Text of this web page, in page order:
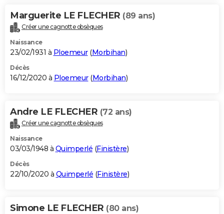
Marguerite LE FLECHER (89 ans)
Créer une cagnotte obsèques
Naissance
23/02/1931 à Ploemeur(Morbihan)
Décès
16/12/2020 à Ploemeur(Morbihan)
Andre LE FLECHER (72 ans)
Créer une cagnotte obsèques
Naissance
03/03/1948 à Quimperlé (Finistère)
Décès
22/10/2020 à Quimperlé (Finistère)
Simone LE FLECHER (80 ans)